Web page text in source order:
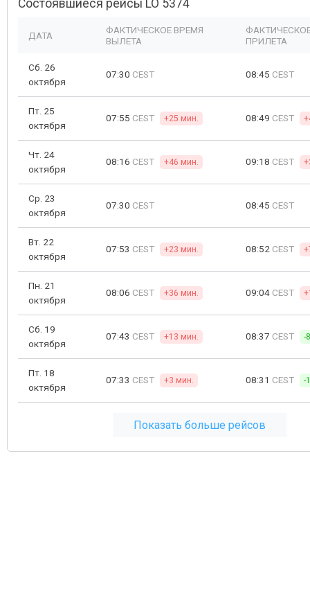
Состоявшиеся рейсы LO 5374
ДАТА
ФАКТИЧЕСКОЕ ВРЕМЯ
ВЫЛЕТА
ПРИЛЕТА
Сб. 26
октября
07:30 CEST 08:45 CEST
Пт. 25
октября
07:55 CEST +25 мин. 08:49 CEST
Чт. 24
октября
08:16 CEST +46 мин. 09:18 CEST
Ср. 23
октября
07:30 CEST 08:45 CEST
Вт. 22
октября
07:53 CEST +23 мин. 08:52 CEST
Пн. 21
октября
08:06 CEST +36 мин. 09:04 CEST
Сб. 19
октября
07:43 CEST +13 мин. 08:37 CEST -
Пт. 18
октября
07:33 CEST +3 мин. 08:31 CEST -
Показать больше рейсов